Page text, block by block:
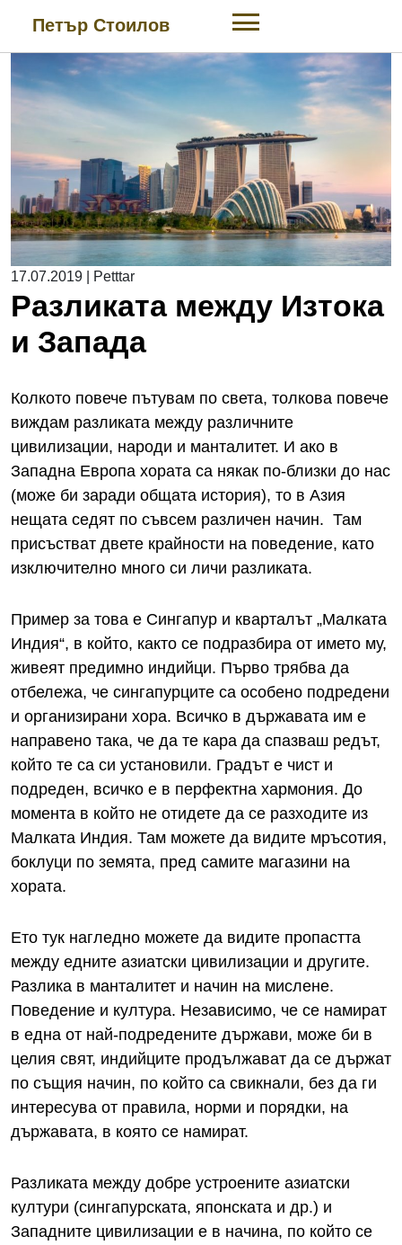
content
Петър Стоилов
17.07.2019 Petttar
Разликата между Изтока
и Запада
Колкото повече пътувам по света, толкова повече
виждам разликата между различните
цивилизации, народи и манталитет. И ако в
Западна Европа хората са някак по-близки до нас
(може би заради общата история), то в Азия
нещата седят по съвсем различен начин. Там
присъстват двете крайности на поведение, като
изключително много си личи разликата.
Пример за това е Сингапур и кварталът „Малката
Индия“, в който, както се подразбира от името му,
живеят предимно индийци. Първо трябва да
отбележа, че сингапурците са особено подредени
и организирани хора. Всичко в държавата им е
направено така, че да те кара да спазваш редът,
който те са си установили. Градът е чист и
подреден, всичко е в перфектна хармония. До
момента в който не отидете да се разходите из
Малката Индия. Там можете да видите мръсотия,
боклуци по земята, пред самите магазини на
хората.
Ето тук нагледно можете да видите пропастта
между едните азиатски цивилизации и другите.
Разлика в манталитет и начин на мислене.
Поведение и култура. Независимо, че се намират
в една от най-подредените държави, може би в
целия свят, индийците продължават да се държат
по същия начин, по който са свикнали, без да ги
интересува от правила, норми и порядки, на
държавата, в която се намират.
Разликата между добре устроените азиатски
култури (сингапурската, японската и др.) и
Западните цивилизации е в начина, по който се